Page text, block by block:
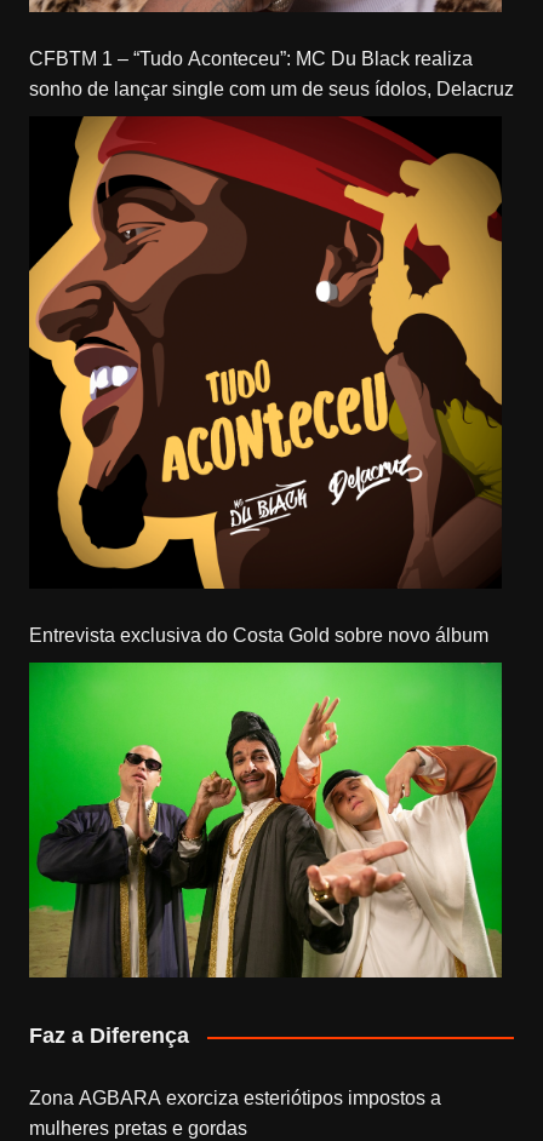
CFBTM 1 – “Tudo Aconteceu”: MC Du Black realiza
sonho de lançar single com um de seus ídolos, Delacruz
Entrevista exclusiva do Costa Gold sobre novo álbum
Faz a Diferença
Zona AGBARA exorciza esteriótipos impostos a
mulheres pretas e gordas